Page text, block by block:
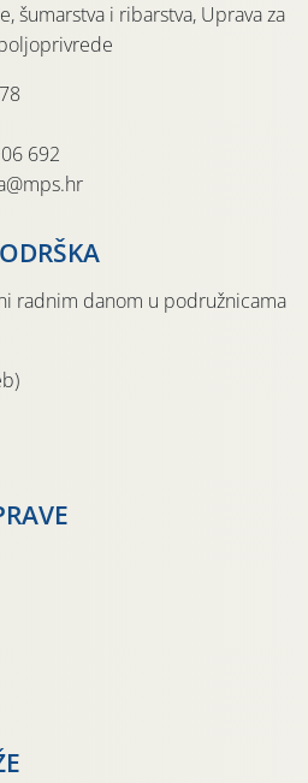
šumarstva i ribarstva, Uprava za
692
radnim danom u podružnicama